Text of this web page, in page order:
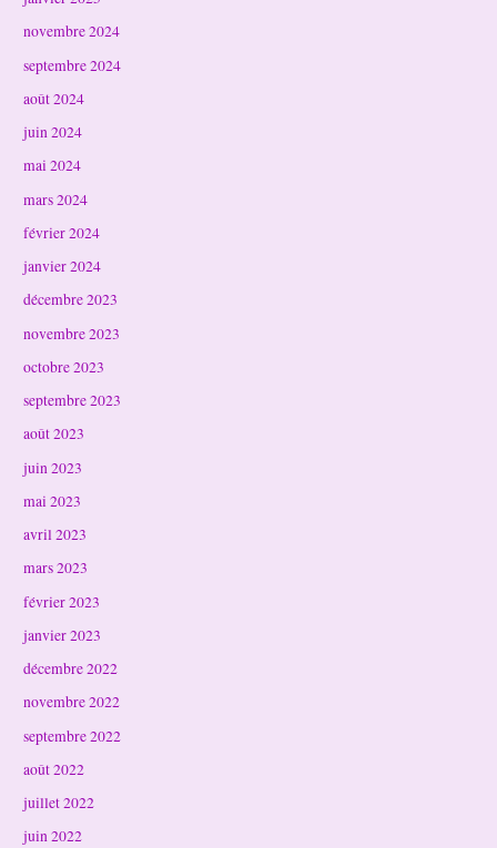
novembre 2024
septembre 2024
août 2024
juin 2024
mai 2024
mars 2024
février 2024
janvier 2024
décembre 2023
novembre 2023
octobre 2023
septembre 2023
août 2023
juin 2023
mai 2023
avril 2023
mars 2023
février 2023
janvier 2023
décembre 2022
novembre 2022
septembre 2022
août 2022
juillet 2022
juin 2022